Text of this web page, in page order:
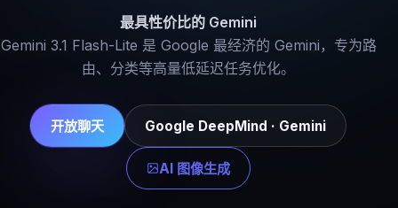
最具性价比的 Gemini
Gemini 3.1 Flash-Lite 是 Google 最经济的 Gemini，专为路
由、分类等高量低延迟任务优化。
开放聊天 Google DeepMind · Gemini
AI 图像生成